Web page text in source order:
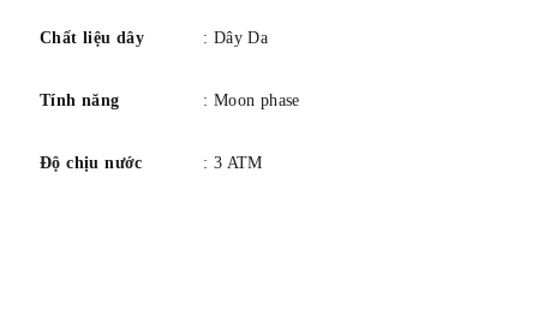
Chất liệu dây : Dây Da
Tính năng : Moon phase
Độ chịu nước : 3 ATM